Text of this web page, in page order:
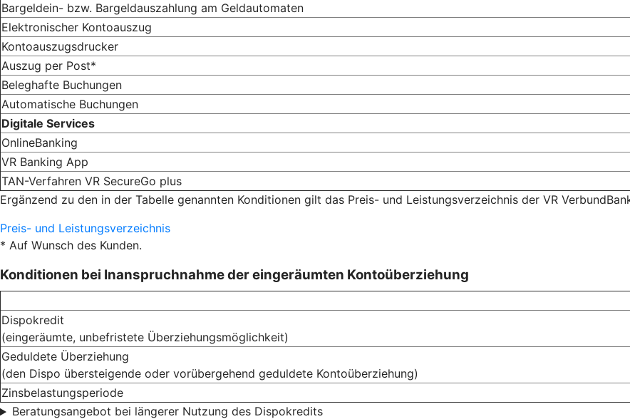
Bargeldein- bzw. Bargeldauszahlung am Geldautomaten
Elektronischer Kontoauszug
Kontoauszugsdrucker
Auszug per Post*
Beleghafte Buchungen
Automatische Buchungen
Digitale Services
OnlineBanking
VR Banking App
TAN-Verfahren VR SecureGo plus
Ergänzend zu den in der Tabelle genannten Konditionen gilt das Preis- und Leistungsverzeichnis der VR
Preis- und Leistungsverzeichnis
* Auf Wunsch des Kunden.
Konditionen bei Inanspruchnahme der eingeräumten Kontoüberziehung
Dispokredit
(eingeräumte, unbefristete Überziehungsmöglichkeit)
Geduldete Überziehung
(den Dispo übersteigende oder vorübergehend geduldete Kontoüberziehung)
Zinsbelastungsperiode
Beratungsangebot bei längerer Nutzung des Dispokredits